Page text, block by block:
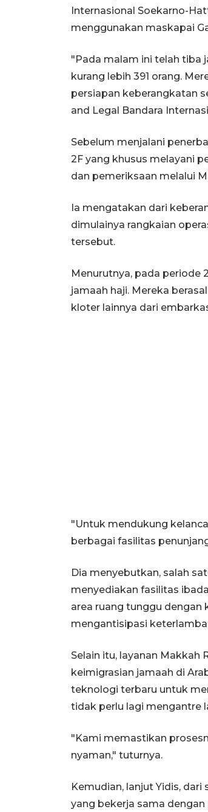
Internasional Soekarno-
menggunakan maskapai
"Pada malam ini telah tiba
kurang lebih 391 orang.
persiapan keberangkatan
and Legal Bandara
Sebelum menjalani
2F yang khusus melayani
dan pemeriksaan melalui
Ia mengatakan dari
dimulainya rangkaian
tersebut.
Menurutnya, pada periode
jamaah haji. Mereka
kloter lainnya dari
"Untuk mendukung
berbagai fasilitas
Dia menyebutkan, salah
menyediakan fasilitas
area ruang tunggu dengan
mengantisipasi
Selain itu, layanan
keimigrasian jamaah di
teknologi terbaru untuk
tidak perlu lagi mengantre
"Kami memastikan
nyaman," tuturnya.
Kemudian, lanjut Yidis,
yang bekerja sama